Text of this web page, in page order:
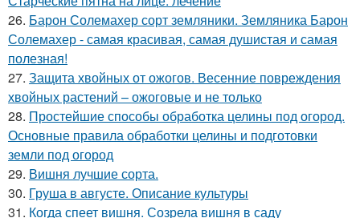
26. Барон Солемахер сорт земляники. Земляника Барон
Солемахер - самая красивая, самая душистая и самая
полезная!
27. Защита хвойных от ожогов. Весенние повреждения
хвойных растений – ожоговые и не только
28. Простейшие способы обработка целины под огород.
Основные правила обработки целины и подготовки
земли под огород
29. Вишня лучшие сорта.
30. Груша в августе. Описание культуры
31. Когда спеет вишня. Созрела вишня в саду